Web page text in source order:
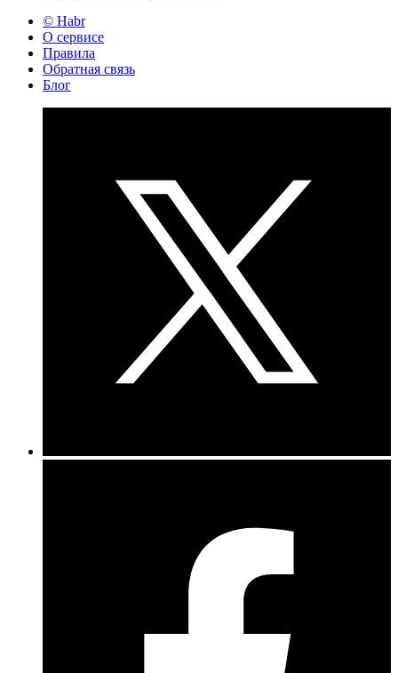
© Habr
О сервисе
Правила
Обратная связь
Блог